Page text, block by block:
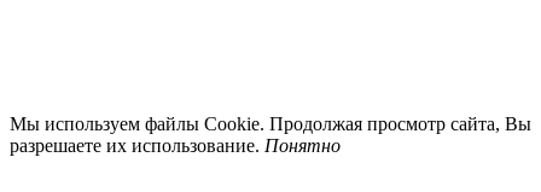
Мы используем файлы Cookie. Продолжая просмотр сайта, Вы
разрешаете их использование. Понятно